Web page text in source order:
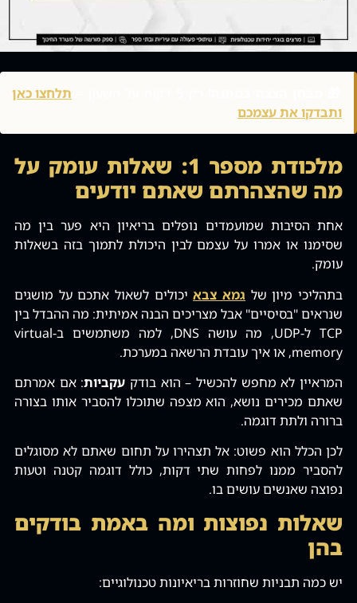
תלחצו כאן
ותבדקו את עצמכם
מלכודת מספר 1: שאלות עומק על
מה שהצהרתם שאתם יודעים
אחת הסיבות שמועמדים נופלים בריאיון היא פער בין מה
שסימנו או אמרו על עצמם לבין היכולת לתמוך בזה בשאלות
עומק.
בתהליכי מיון של גמא צבאיכולים לשאול אתכם על מושגים
שנראים "בסיסיים" אבל מצריכים הבנה אמיתית: מה ההבדל בין
TCP ל-UDP‚ מה עושה DNS‚ למה משתמשים ב-virtual
memory‚ או איך עובדת הרשאה במערכת.
המראיין לא מחפש להכשיל – הוא בודק עקביות: אם אמרתם
שאתם מכירים נושא‚ הוא מצפה שתוכלו להסביר אותו בצורה
ברורה ולתת דוגמה.
לכן הכלל הוא פשוט: אל תצהירו על תחום שאתם לא מסוגלים
להסביר ממנו לפחות שתי דקות‚ כולל דוגמה קטנה וטעות
נפוצה שאנשים עושים בו.
שאלות נפוצות ומה באמת בודקים
בהן
יש כמה תבניות שחוזרות בריאיונות טכנולוגיים: